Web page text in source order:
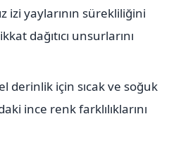
izi yaylarının sürekliliğini
dağıtıcı unsurlarını
derinlik için sıcak ve soğuk
ince renk farklılıklarını